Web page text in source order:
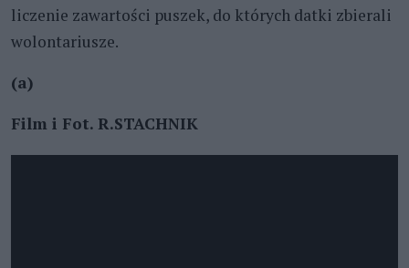
liczenie zawartości puszek, do których datki zbierali
wolontariusze.
(a)
Film i Fot. R.STACHNIK